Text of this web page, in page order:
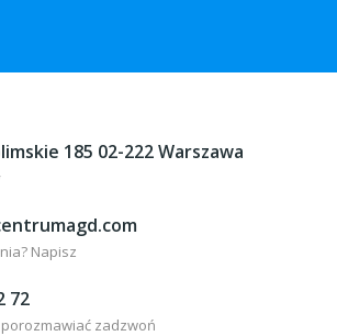
185 02-222 Warszawa
Napisz
72
porozmawiać zadzwoń